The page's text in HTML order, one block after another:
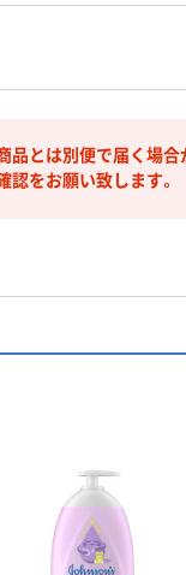
品とは別便で届く場
認をお願い致します。